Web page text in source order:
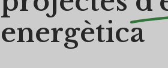
energètica